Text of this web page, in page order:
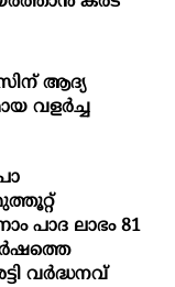
ആദ്യ
വളർച്ച
പാദ ലാഭം 81
വർദ്ധനവ്